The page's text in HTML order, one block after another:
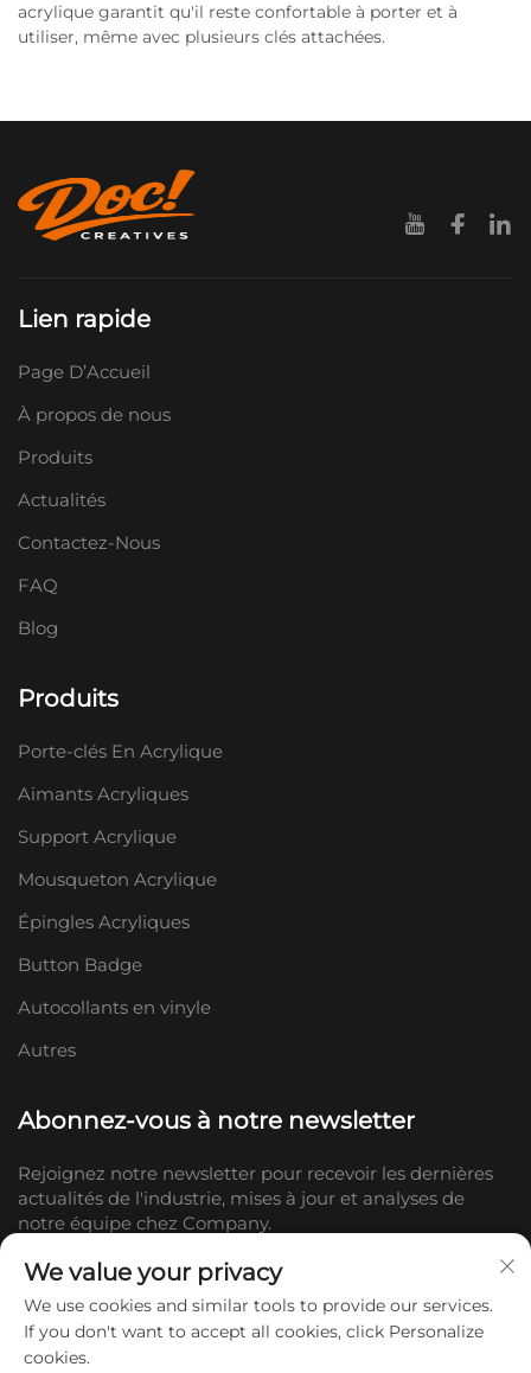
acrylique garantit qu'il reste confortable à porter et à
utiliser, même avec plusieurs clés attachées.
Lien rapide
Page D’Accueil
À propos de nous
Produits
Actualités
Contactez-Nous
FAQ
Blog
Produits
Porte-clés En Acrylique
Aimants Acryliques
Support Acrylique
Mousqueton Acrylique
Épingles Acryliques
Button Badge
Autocollants en vinyle
Autres
Abonnez-vous à notre newsletter
Rejoignez notre newsletter pour recevoir les dernières
actualités de l'industrie, mises à jour et analyses de
notre équipe chez Company.
We value your privacy
We use cookies and similar tools to provide our services.
If you don't want to accept all cookies, click Personalize
cookies.